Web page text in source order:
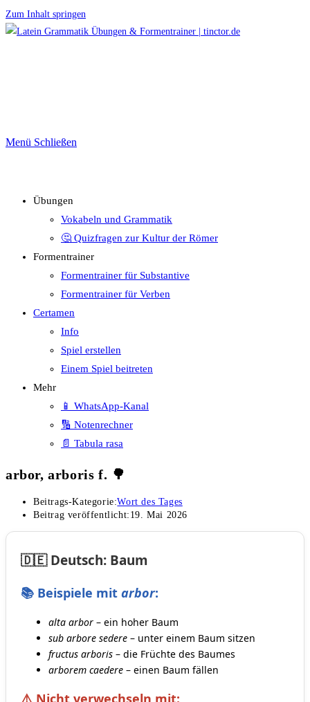
Zum Inhalt springen
Menü Schließen
Übungen
Vokabeln und Grammatik
🤔 Quizfragen zur Kultur der Römer
Formentrainer
Formentrainer für Substantive
Formentrainer für Verben
Certamen
Info
Spiel erstellen
Einem Spiel beitreten
Mehr
📱 WhatsApp-Kanal
🔢 Notenrechner
📄 Tabula rasa
arbor, arboris f. 🌳
Beitrags-Kategorie:Wort des Tages
Beitrag veröffentlicht: 19. Mai 2026
🇩🇪 Deutsch: Baum
📚 Beispiele mit arbor:
alta arbor – ein hoher Baum
sub arbore sedere – unter einem Baum sitzen
fructus arboris – die Früchte des Baumes
arborem caedere – einen Baum fällen
⚠️ Nicht verwechseln mit: